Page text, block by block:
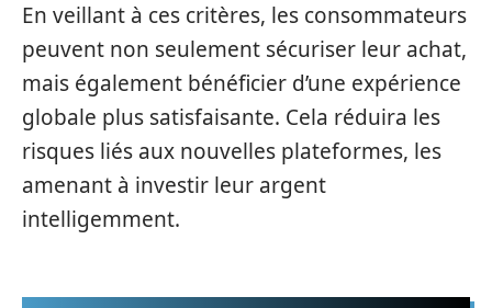
En veillant à ces critères, les consommateurs
peuvent non seulement sécuriser leur achat,
mais également bénéficier d’une expérience
globale plus satisfaisante. Cela réduira les
risques liés aux nouvelles plateformes, les
amenant à investir leur argent
intelligemment.